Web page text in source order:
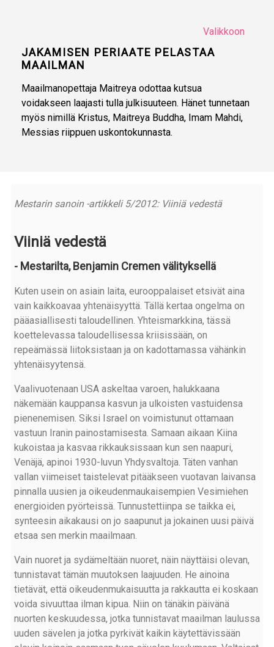
Valikkoon
JAKAMISEN PERIAATE PELASTAA
MAAILMAN
Maailmanopettaja Maitreya odottaa kutsua
voidakseen laajasti tulla julkisuuteen. Hänet tunnetaan
myös nimillä Kristus, Maitreya Buddha, Imam Mahdi,
Messias riippuen uskontokunnasta.
Mestarin sanoin -artikkeli 5/2012: Viiniä vedestä
Viiniä vedestä
- Mestarilta, Benjamin Cremen välityksellä
Kuten usein on asiain laita, eurooppalaiset etsivät aina
vain kaikkoavaa yhtenäisyyttä. Tällä kertaa ongelma on
pääasiallisesti taloudellinen. Yhteismarkkina, tässä
koettelevassa taloudellisessa kriisissään, on
repeämässä liitoksistaan ja on kadottamassa vähänkin
yhtenäisyytensä.
Vaalivuotenaan USA askeltaa varoen, halukkaana
näkemään kauppansa kasvun ja ulkoisten vastuidensa
pienenemisen. Siksi Israel on voimistunut ottamaan
vastuun Iranin painostamisesta. Samaan aikaan Kiina
kukoistaa ja kasvaa rikkauksissaan kun sen naapuri,
Venäjä, apinoi 1930-luvun Yhdysvaltoja. Täten vanhan
vallan viimeiset taistelevat pitääkseen vuotavan laivansa
pinnalla uusien ja oikeudenmaukaisempien Vesimiehen
energioiden pyörteissä. Tunnustettiinpa se taikka ei,
synteesin aikakausi on jo saapunut ja jokainen uusi päivä
etsaa sen merkin maailmaan.
Vain nuoret ja sydämeltään nuoret, näin näyttäisi olevan,
tunnistavat tämän muutoksen laajuuden. He ainoina
tietävät, että oikeudenmukaisuutta ja rakkautta ei koskaan
voida sivuuttaa ilman kipua. Niin on tänäkin päivänä
nuorten keskuudessa, jotka tunnistavat maailman laulussa
uuden sävelen ja jotka pyrkivät kaikin käytettävissään